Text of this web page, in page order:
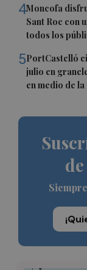
4Moncofa
Sant Roc con
todos los
5PortCastelló
julio en
en medio de